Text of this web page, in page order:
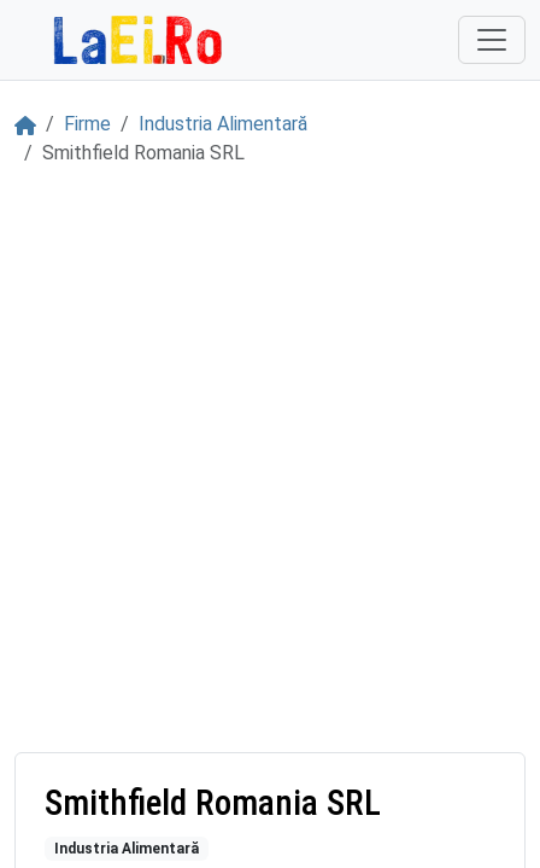
Sari la continut
AcasăFirme
Industria Alimentară
Smithfield Romania SRL
Smithfield Romania SRL
Industria Alimentară